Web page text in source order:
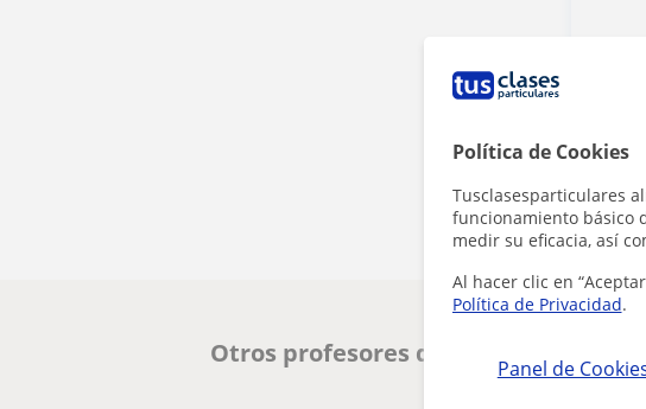
Política de Cookies
Tusclasesparticulares
funcionamiento básico
medir su eficacia, así
Al hacer clic en
Política de Privacidad.
Panel de
Otros profesores de Repaso